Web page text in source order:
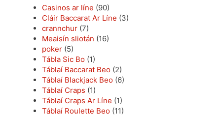
Casinos ar líne (90)
Cláir Baccarat Ar Líne (3)
crannchur (7)
Meaisín sliotán (16)
poker (5)
Tábla Sic Bo (1)
Táblaí Baccarat Beo (2)
Táblaí Blackjack Beo (6)
Táblaí Craps (1)
Táblaí Craps Ar Líne (1)
Táblaí Roulette Beo (11)